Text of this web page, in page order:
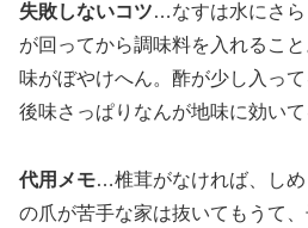
失敗しないコツ…なすは水にさ
が回ってから調味料を入れるこ
味がぼやけへん。酢が少し入っ
後味さっぱりなんが地味に効いて
代用メモ…椎茸がなければ、し
の爪が苦手な家は抜いてもうて